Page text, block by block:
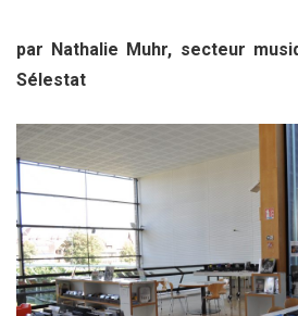
par Nathalie Muhr, secteur
Sélestat